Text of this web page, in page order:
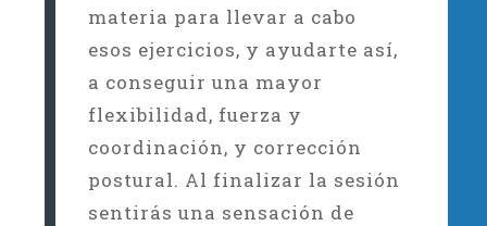
materia para llevar a cabo
esos ejercicios, y ayudarte así,
a conseguir una mayor
flexibilidad, fuerza y
coordinación, y corrección
postural. Al finalizar la sesión
sentirás una sensación de